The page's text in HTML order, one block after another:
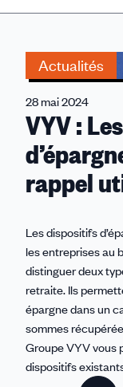
Actualités
28 mai 2024
VYV :
rappel
Les dispositifs
les entreprises au
distinguer deux
retraite. Ils
épargne dans un
sommes
Groupe VYV vous
dispositifs